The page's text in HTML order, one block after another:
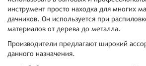
инструмент просто находка для многих
дачников. Он используется при
материалов от дерева до металла.
Производители предлагают широкий
данного назначения.